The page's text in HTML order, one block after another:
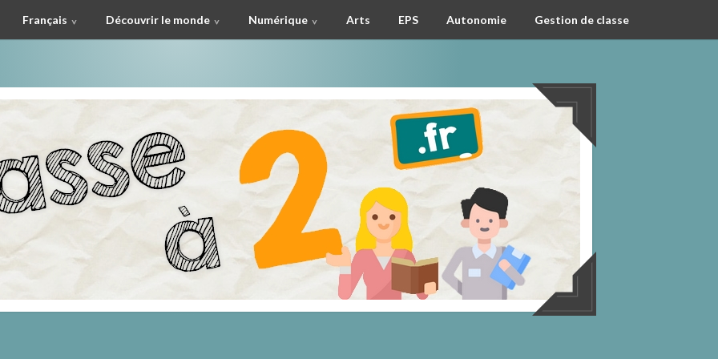
Français Découvrir le monde Numérique Arts EPS Autonomie Gestion de classe